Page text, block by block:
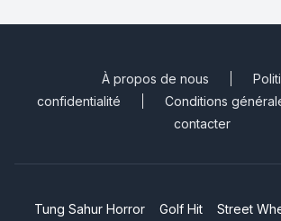
À propos de nous
confidentialité
Conditions
contacter
Tung Sahur Horror Golf Hit Street